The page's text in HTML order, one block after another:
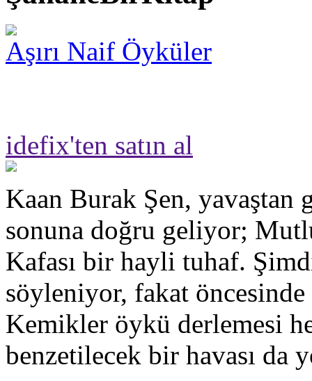
Aşırı Naif Öyküler
idefix'ten satın al
Kaan Burak Şen, yavaştan
sonuna doğru geliyor;
Kafası bir hayli tuhaf.
söyleniyor, fakat
Kemikler öykü derlemesi
benzetilecek bir havası da